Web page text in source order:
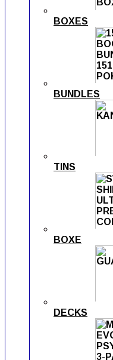
BOXES
BUNDLES
TINS
BOXE
DECKS